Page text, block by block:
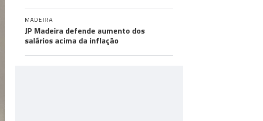
MADEIRA
JP Madeira defende aumento dos
salários acima da inflação